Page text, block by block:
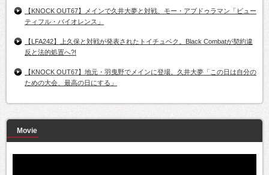
【KNOCK OUT67】メインで久井大夢と対戦、モー・アブドゥラマン「ビュー
ティフル・バイオレンス」
【LFA242】上久保と対戦が発表されたトイチュベク。Black Combatが契約違
反と法的処置へ?!
【KNOCK OUT67】地元・羽曳野でメインに登場。久井大夢「この日は自分の
ための大会、最高の日にする」
Movie